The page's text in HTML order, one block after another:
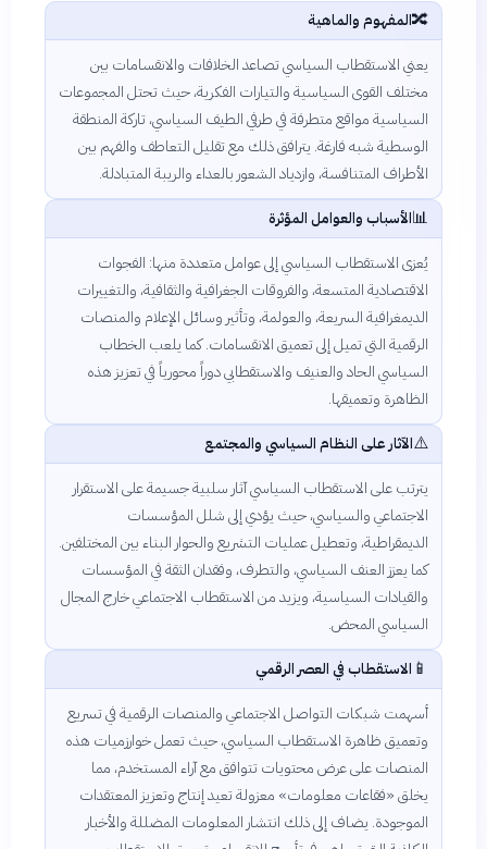
🔀المفهوم والماهية
يعني الاستقطاب السياسي تصاعد الخلافات والانقسامات بين
مختلف القوى السياسية والتيارات الفكرية، حيث تحتل المجموعات
السياسية مواقع متطرفة في طرفي الطيف السياسي، تاركة المنطقة
الوسطية شبه فارغة. يترافق ذلك مع تقليل التعاطف والفهم بين
الأطراف المتنافسة، وازدياد الشعور بالعداء والريبة المتبادلة.
📊الأسباب والعوامل المؤثرة
يُعزى الاستقطاب السياسي إلى عوامل متعددة منها: الفجوات
الاقتصادية المتسعة، والفروقات الجغرافية والثقافية، والتغييرات
الديمغرافية السريعة، والعولمة، وتأثير وسائل الإعلام والمنصات
الرقمية التي تميل إلى تعميق الانقسامات. كما يلعب الخطاب
السياسي الحاد والعنيف والاستقطابي دوراً محورياً في تعزيز هذه
الظاهرة وتعميقها.
⚠️الآثار على النظام السياسي والمجتمع
يترتب على الاستقطاب السياسي آثار سلبية جسيمة على الاستقرار
الاجتماعي والسياسي، حيث يؤدي إلى شلل المؤسسات
الديمقراطية، وتعطيل عمليات التشريع والحوار البناء بين المختلفين.
كما يعزز العنف السياسي، والتطرف، وفقدان الثقة في المؤسسات
والقيادات السياسية، ويزيد من الاستقطاب الاجتماعي خارج المجال
السياسي المحض.
📱 الاستقطاب في العصر الرقمي
أسهمت شبكات التواصل الاجتماعي والمنصات الرقمية في تسريع
وتعميق ظاهرة الاستقطاب السياسي، حيث تعمل خوارزميات هذه
المنصات على عرض محتويات تتوافق مع آراء المستخدم، مما
يخلق «فقاعات معلومات» معزولة تعيد إنتاج وتعزيز المعتقدات
الموجودة. يضاف إلى ذلك انتشار المعلومات المضللة والأخبار